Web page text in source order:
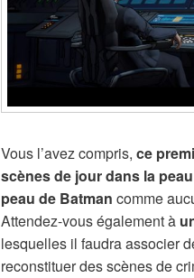
Vous l’avez compris, ce
scènes de jour dans la
peau de Batman comme
Attendez-vous également à
lesquelles il faudra associer
reconstituer des scènes de